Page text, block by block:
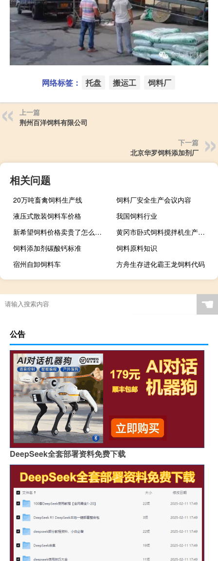
网络标签： 托盘 搬运工 饲料厂
上一篇
荆州百洋饲料有限公司
下一篇
北京华罗饲料添加剂厂
相关问题
20万吨畜禽饲料生产线
饲料厂安全生产会议内容
液压式散装饲料车价格
我国饲料行业
新希望饲料价格卖贵了怎么投诉经销商
黄冈市卧式饲料搅拌机生产厂家
饲料添加剂碳酸钙标准
饲料原料知识
宿州自卸饲料车
方舟生存进化霸王龙饲料代码
☚
公告
DeepSeek全套部署资料免费下载